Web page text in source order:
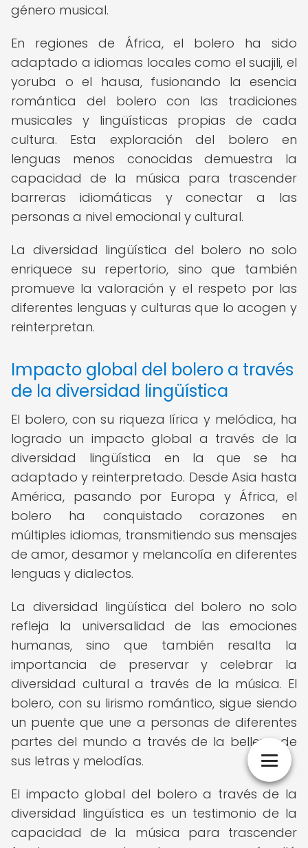
género musical.
En regiones de África, el bolero ha sido
adaptado a idiomas locales como el suajili, el
yoruba o el hausa, fusionando la esencia
romántica del bolero con las tradiciones
musicales y lingüísticas propias de cada
cultura. Esta exploración del bolero en
lenguas menos conocidas demuestra la
capacidad de la música para trascender
barreras idiomáticas y conectar a las
personas a nivel emocional y cultural.
La diversidad lingüística del bolero no solo
enriquece su repertorio, sino que también
promueve la valoración y el respeto por las
diferentes lenguas y culturas que lo acogen y
reinterpretan.
Impacto global del bolero a través
de la diversidad lingüística
El bolero, con su riqueza lírica y melódica, ha
logrado un impacto global a través de la
diversidad lingüística en la que se ha
adaptado y reinterpretado. Desde Asia hasta
América, pasando por Europa y África, el
bolero ha conquistado corazones en
múltiples idiomas, transmitiendo sus mensajes
de amor, desamor y melancolía en diferentes
lenguas y dialectos.
La diversidad lingüística del bolero no solo
refleja la universalidad de las emociones
humanas, sino que también resalta la
importancia de preservar y celebrar la
diversidad cultural a través de la música. El
bolero, con su lirismo romántico, sigue siendo
un puente que une a personas de diferentes
partes del mundo a través de la belleza de
sus letras y melodías.
El impacto global del bolero a través de la
diversidad lingüística es un testimonio de la
capacidad de la música para trascender